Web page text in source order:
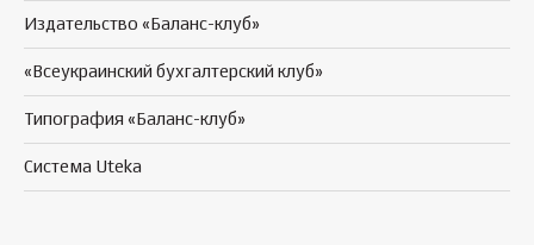
Издательство «Баланс-клуб»
«Всеукраинский бухгалтерский клуб»
Типография «Баланс-клуб»
Система Uteka